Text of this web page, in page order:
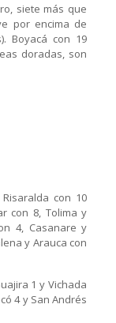
siete más que
por encima de
Boyacá con 19
doradas, son
con 10
con 8, Tolima y
4, Casanare y
y Arauca con
1 y Vichada
4 y San Andrés